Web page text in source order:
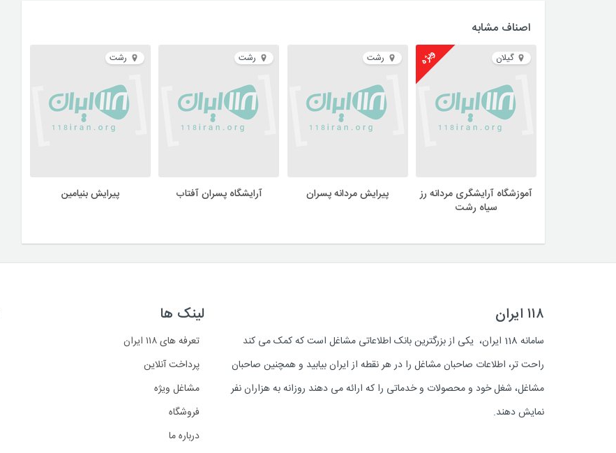
اصناف مشابه
گیلان ویژه
آموزشگاه آرایشگری مردانه رز
سیاه رشت
رشت
پیرایش مردانه پسران
رشت
آرایشگاه پسران آفتاب
رشت
پیرایش بنیامین
۱۱۸ ایران
سامانه 118 ایران، یکی از بزرگترین بانک اطلاعاتی مشاغل است که کمک می کند
راحت تر، اطلاعات صاحبان مشاغل را در هر نقطه از ایران بیابید و همچنین صاحبان
مشاغل، شغل خود و محصولات و خدماتی را که ارائه می دهند روزانه به هزاران نفر
نمایش دهند.
لینک ها
تعرفه های ۱۱۸ ایران
پرداخت آنلاین
مشاغل ویژه
فروشگاه
درباره ما